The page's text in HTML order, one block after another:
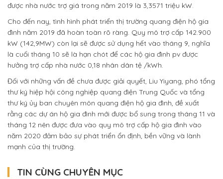
được nhà nước trợ giá trong năm 2019 là 3,3571 triệu kW.
Cho đến nay, tình hình phát triển thị trường quang điện hộ gia
đình năm 2019 đã hoàn toàn rõ ràng. Quy mô trợ cấp 142.900
kW (142,9MW) còn lại sẽ được sử dụng hết vào tháng 9, nghĩa
là cuối tháng 10 sẽ là hạn chót để các hộ gia đình pv được
hưởng trợ cấp nhà nước 0,18 nhân dân tệ /kWh.
Đối với những vấn đề chưa được giải quyết, Liu Yiyang, phó tổng
thư ký hiệp hội công nghiệp quang điện Trung Quốc và tổng
thư ký ủy ban chuyên môn quang điện hộ gia đình, đề xuất
rằng các dự án hộ gia đình mới được bổ sung trong tháng 11 và
tháng 12 nên được đưa vào quy mô trợ cấp hộ gia đình vào
năm 2020 đảm bảo sự phát triển ổn định, bền vững và lành
mạnh của thị trường.
TIN CÙNG CHUYÊN MỤC